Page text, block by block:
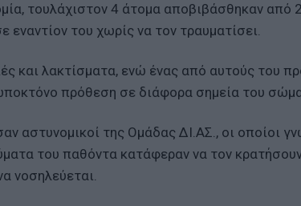
τουλάχιστον 4 άτομα αποβιβάσθηκαν από
του χωρίς να τον τραυματίσει.
και λακτίσματα, ενώ ένας από αυτούς του
πρόθεση σε διάφορα σημεία του
αστυνομικοί της Ομάδας ΔΙ.ΑΣ., οι οποίοι
του παθόντα κατάφεραν να τον
νοσηλεύεται.